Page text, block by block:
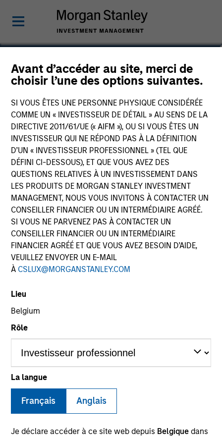
Avant d’accéder au site, merci de
choisir l’une des options suivantes.
SI VOUS ÊTES UNE PERSONNE PHYSIQUE CONSIDÉRÉE
COMME UN « INVESTISSEUR DE DÉTAIL » AU SENS DE LA
DIRECTIVE 2011/61/UE (« AIFM »), OU SI VOUS ÊTES UN
INVESTISSEUR QUI NE RÉPOND PAS À LA DÉFINITION
D’UN « INVESTISSEUR PROFESSIONNEL » (TEL QUE
DÉFINI CI-DESSOUS), ET QUE VOUS AVEZ DES
QUESTIONS RELATIVES À UN INVESTISSEMENT DANS
LES PRODUITS DE MORGAN STANLEY INVESTMENT
MANAGEMENT, NOUS VOUS INVITONS À CONTACTER UN
CONSEILLER FINANCIER OU UN INTERMÉDIAIRE AGRÉÉ.
SI VOUS NE PARVENEZ PAS À CONTACTER UN
CONSEILLER FINANCIER OU UN INTERMÉDIAIRE
FINANCIER AGRÉÉ ET QUE VOUS AVEZ BESOIN D’AIDE,
VEUILLEZ ENVOYER UN E-MAIL
À CSLUX@MORGANSTANLEY.COM
Lieu
Belgium
Rôle
La langue
Français Anglais
Je déclare accéder à ce site web depuis Belgique dans
David N. Miller
Global Head of Private Credit & Equity
YEARS OF INDUSTRY EXPERIENCE
Years
We take pride in the depth and breadth
of our private markets platform and our
collaborative approach to return
generation across our portfolios.